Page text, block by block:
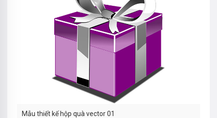
Mẫu thiết kế hộp quà vector 01